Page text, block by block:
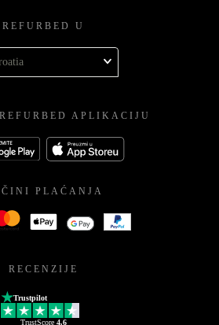
REFURBED U
APLIKACIJU
PLAĆANJA
RECENZIJE
Trustpilot
TrustScore 4.6